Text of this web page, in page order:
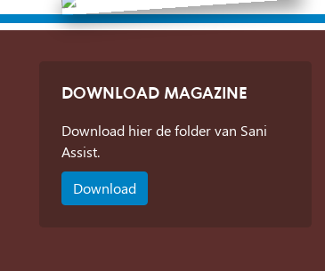
DOWNLOAD MAGAZINE
Download hier de folder van Sani
Assist.
Download